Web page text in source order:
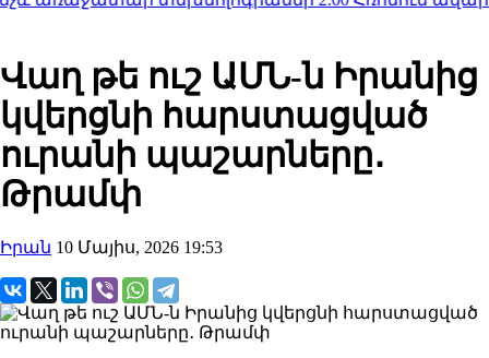
Վաղ թե ուշ ԱՄՆ-ն Իրանից
կվերցնի հարստացված
ուրանի պաշարները․
Թրամփ
Իրան 10 Մայիս, 2026 19:53